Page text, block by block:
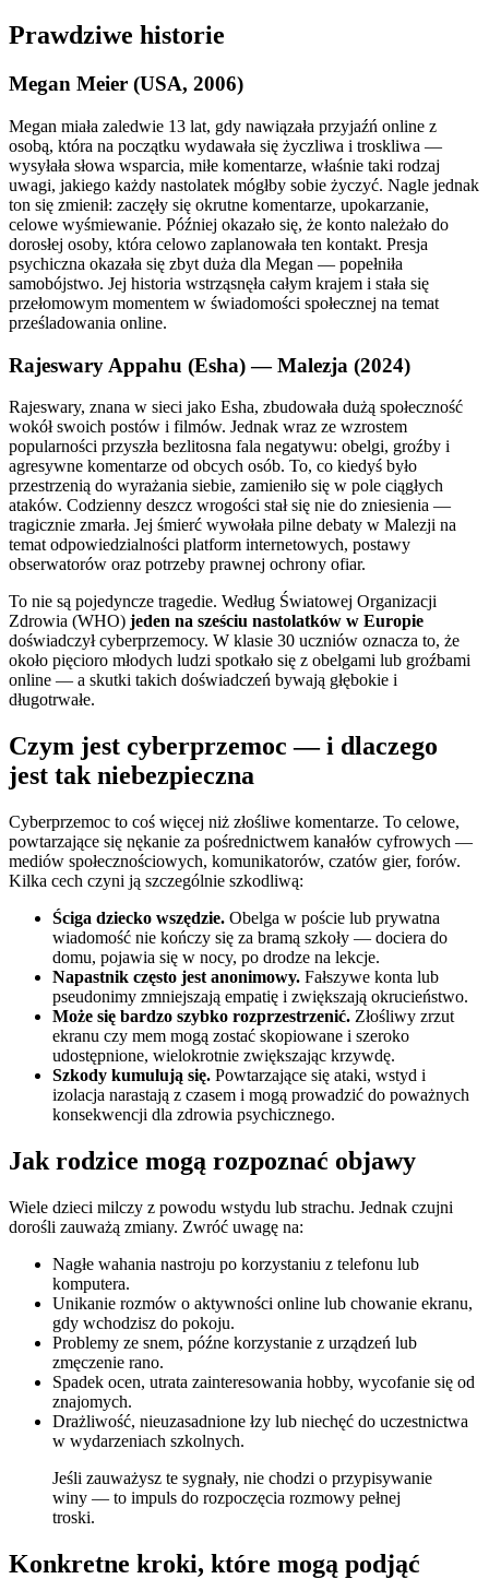
Prawdziwe historie
Megan Meier (USA, 2006)
Megan miała zaledwie 13 lat, gdy nawiązała przyjaźń online z
osobą, która na początku wydawała się życzliwa i troskliwa —
wysyłała słowa wsparcia, miłe komentarze, właśnie taki rodzaj
uwagi, jakiego każdy nastolatek mógłby sobie życzyć. Nagle jednak
ton się zmienił: zaczęły się okrutne komentarze, upokarzanie,
celowe wyśmiewanie. Później okazało się, że konto należało do
dorosłej osoby, która celowo zaplanowała ten kontakt. Presja
psychiczna okazała się zbyt duża dla Megan — popełniła
samobójstwo. Jej historia wstrząsnęła całym krajem i stała się
przełomowym momentem w świadomości społecznej na temat
prześladowania online.
Rajeswary Appahu (Esha) — Malezja (2024)
Rajeswary, znana w sieci jako Esha, zbudowała dużą społeczność
wokół swoich postów i filmów. Jednak wraz ze wzrostem
popularności przyszła bezlitosna fala negatywu: obelgi, groźby i
agresywne komentarze od obcych osób. To, co kiedyś było
przestrzenią do wyrażania siebie, zamieniło się w pole ciągłych
ataków. Codzienny deszcz wrogości stał się nie do zniesienia —
tragicznie zmarła. Jej śmierć wywołała pilne debaty w Malezji na
temat odpowiedzialności platform internetowych, postawy
obserwatorów oraz potrzeby prawnej ochrony ofiar.
To nie są pojedyncze tragedie. Według Światowej Organizacji
Zdrowia (WHO) jeden na sześciu nastolatków w Europie
doświadczył cyberprzemocy. W klasie 30 uczniów oznacza to, że
około pięcioro młodych ludzi spotkało się z obelgami lub groźbami
online — a skutki takich doświadczeń bywają głębokie i
długotrwałe.
Czym jest cyberprzemoc — i dlaczego
jest tak niebezpieczna
Cyberprzemoc to coś więcej niż złośliwe komentarze. To celowe,
powtarzające się nękanie za pośrednictwem kanałów cyfrowych —
mediów społecznościowych, komunikatorów, czatów gier, forów.
Kilka cech czyni ją szczególnie szkodliwą:
Ściga dziecko wszędzie. Obelga w poście lub prywatna
wiadomość nie kończy się za bramą szkoły — dociera do
domu, pojawia się w nocy, po drodze na lekcje.
Napastnik często jest anonimowy. Fałszywe konta lub
pseudonimy zmniejszają empatię i zwiększają okrucieństwo.
Może się bardzo szybko rozprzestrzenić. Złośliwy zrzut
ekranu czy mem mogą zostać skopiowane i szeroko
udostępnione, wielokrotnie zwiększając krzywdę.
Szkody kumulują się. Powtarzające się ataki, wstyd i
izolacja narastają z czasem i mogą prowadzić do poważnych
konsekwencji dla zdrowia psychicznego.
Jak rodzice mogą rozpoznać objawy
Wiele dzieci milczy z powodu wstydu lub strachu. Jednak czujni
dorośli zauważą zmiany. Zwróć uwagę na:
Nagłe wahania nastroju po korzystaniu z telefonu lub
komputera.
Unikanie rozmów o aktywności online lub chowanie ekranu,
gdy wchodzisz do pokoju.
Problemy ze snem, późne korzystanie z urządzeń lub
zmęczenie rano.
Spadek ocen, utrata zainteresowania hobby, wycofanie się od
znajomych.
Drażliwość, nieuzasadnione łzy lub niechęć do uczestnictwa
w wydarzeniach szkolnych.
Jeśli zauważysz te sygnały, nie chodzi o przypisywanie
winy — to impuls do rozpoczęcia rozmowy pełnej
troski.
Konkretne kroki, które mogą podjąć